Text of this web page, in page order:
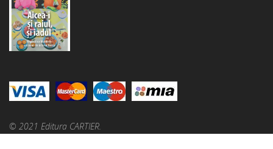
© 2021 Editura CARTIER.